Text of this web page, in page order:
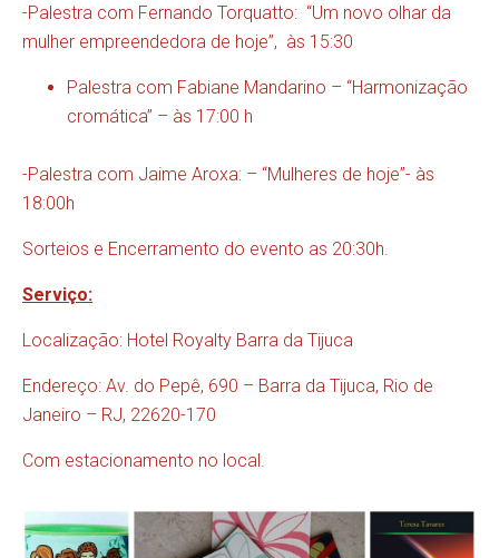
-Palestra com Fernando Torquatto: “Um novo olhar da
mulher empreendedora de hoje”, às 15:30
Palestra com Fabiane Mandarino – “Harmonização
cromática” – às 17:00 h
-Palestra com Jaime Aroxa: – “Mulheres de hoje”- às
18:00h
Sorteios e Encerramento do evento as 20:30h.
Serviço:
Localização: Hotel Royalty Barra da Tijuca
Endereço: Av. do Pepê, 690 – Barra da Tijuca, Rio de
Janeiro – RJ, 22620-170
Com estacionamento no local.